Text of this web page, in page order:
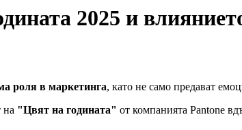
2025 и
роля в маркетинга, като не само предават
на "Цвят на годината" от компанията Pantone